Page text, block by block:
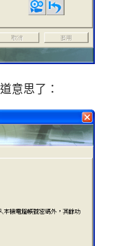
意思了：